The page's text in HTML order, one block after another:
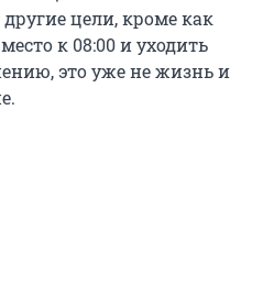
цели, кроме как
к 08:00 и уходить
это уже не жизнь и